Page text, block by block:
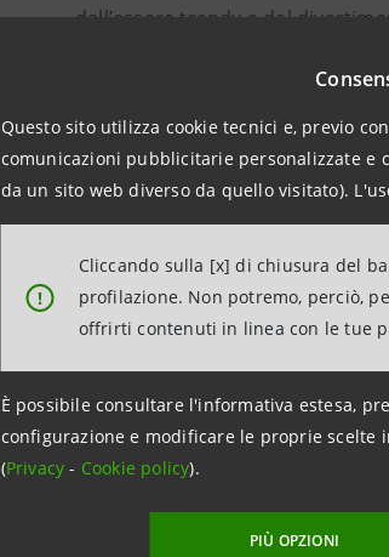
Questo sito utilizza cookie tecnici e, previo
comunicazioni pubblicitarie personalizzate e
da un sito web diverso da quello visitato).
!
Cliccando sulla [x] di chiusura del
profilazione. Non potremo, perciò,
offrirti contenuti in linea con le tue
È possibile consultare l'informativa estesa,
configurazione e modificare le proprie scelte
(Privacy- Cookie policy).
PIÙ OPZIONI
dall’essere trendy e dal
La ricompensa per la fiducia
cui ha piena fiducia,il 57%ad
partecipare ad attività
L’impegno dei brand per la
che i consumatori si rivolgano
mezzo quella di un altro brand,
Viceversa, in caso di perdita
comprare più da brand che pur
Per consolidare il rapporto di